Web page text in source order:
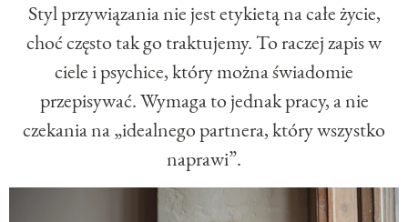
Styl przywiązania nie jest etykietą na całe życie,
choć często tak go traktujemy. To raczej zapis w
ciele i psychice, który można świadomie
przepisywać. Wymaga to jednak pracy, a nie
czekania na „idealnego partnera, który wszystko
naprawi”.